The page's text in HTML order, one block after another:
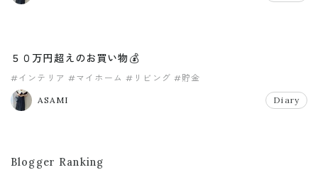
５０万円超えのお買い物💰
#インテリア #マイホーム #リビング #貯金
ASAMI Diary
Blogger Ranking